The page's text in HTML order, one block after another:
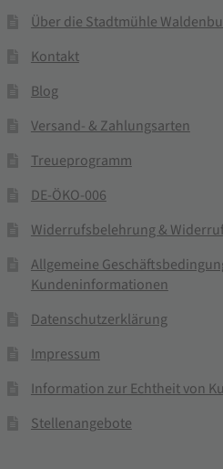
Über die Stadtmühle
Kontakt
Blog
Versand- & Zahlungsarten
Treueprogramm
DE-ÖKO-006
Widerrufsbelehrung &
Allgemeine
Kundeninformationen
Datenschutzerklärung
Impressum
Information zur Echtheit von
Stellenangebote